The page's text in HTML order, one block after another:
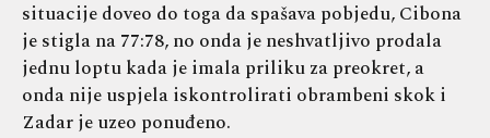
situacije doveo do toga da spašava pobjedu, Cibona
je stigla na 77:78, no onda je neshvatljivo prodala
jednu loptu kada je imala priliku za preokret, a
onda nije uspjela iskontrolirati obrambeni skok i
Zadar je uzeo ponuđeno.